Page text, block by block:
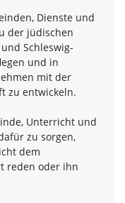
Dienste und
der jüdischen
Schleswig-
und in
mit der
zu entwickeln.
Unterricht und
zu sorgen,
dem
reden oder ihn